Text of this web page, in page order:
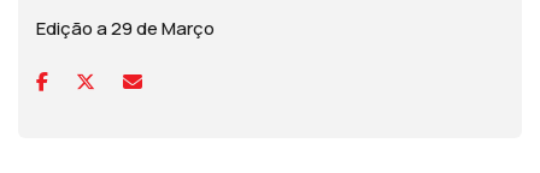
Edição a 29 de Março